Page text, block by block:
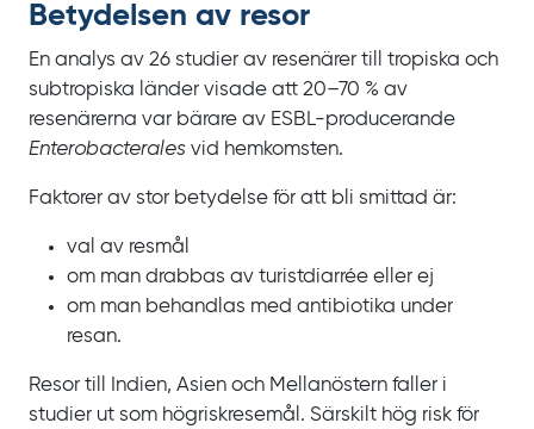
Betydelsen av resor
En analys av 26 studier av resenärer till tropiska och
subtropiska länder visade att 20‍–‍70 % av
resenärerna var bärare av ESBL‍-‍producerande
Enterobacterales vid hemkomsten.
Faktorer av stor betydelse för att bli smittad är:
val av resmål
om man drabbas av turistdiarrée eller ej
om man behandlas med antibiotika under
resan.
Resor till Indien, Asien och Mellanöstern faller i
studier ut som högriskresemål. Särskilt hög risk för